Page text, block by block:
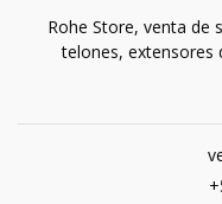
Rohe Store, venta de
telones, extensores